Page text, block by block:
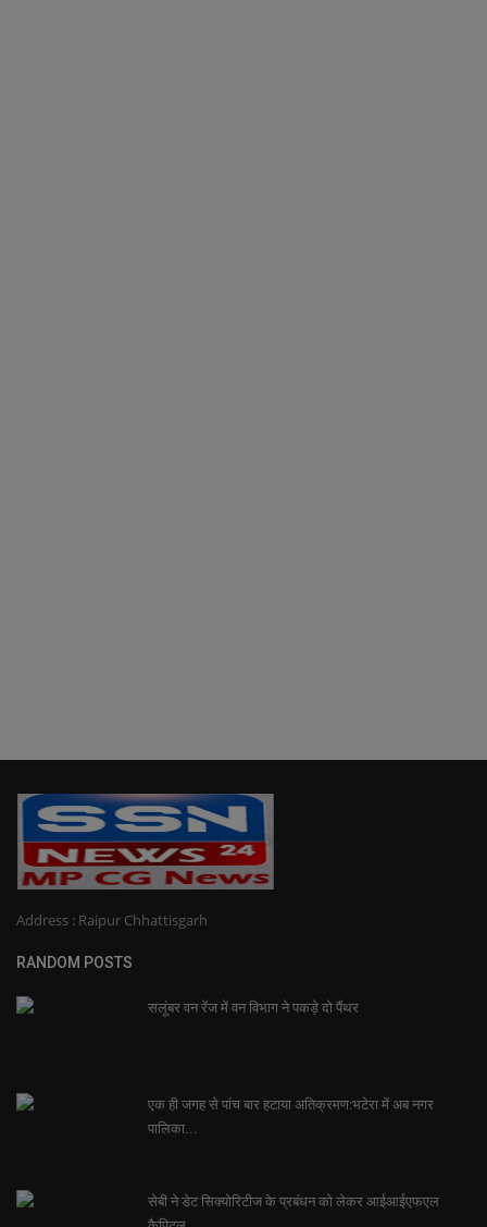
Address : Raipur Chhattisgarh
RANDOM POSTS
सलूंबर वन रेंज में वन विभाग ने पकड़े दो पैंथर
एक ही जगह से पांच बार हटाया अतिक्रमण:भटेरा में अब नगर
पालिका...
सेबी ने डेट सिक्योरिटीज के प्रबंधन को लेकर आईआईएफएल